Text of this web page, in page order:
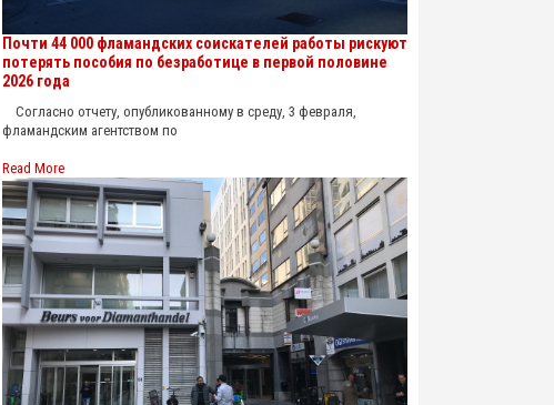
Почти 44 000 фламандских соискателей работы рискуют
потерять пособия по безработице в первой половине
2026 года
Согласно отчету, опубликованному в среду, 3 февраля,
фламандским агентством по
Read More